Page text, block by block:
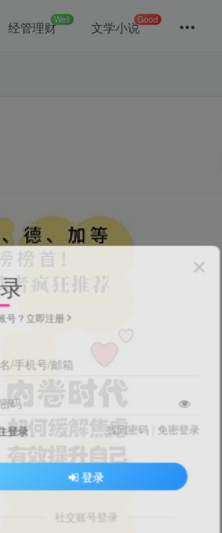
经管理财Well 文学小说Good
号？立即注册
/手机号/邮箱
码
登录 找回密码 免密登录
登录
社交账号登录